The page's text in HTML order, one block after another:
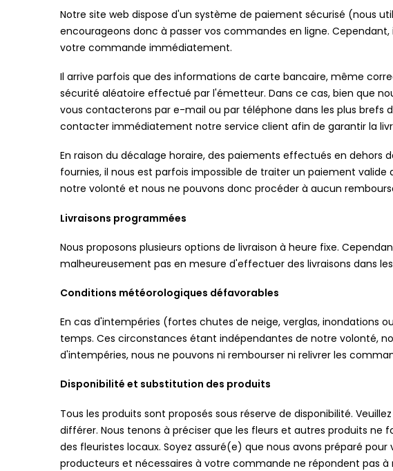
Notre site web dispose d'un système de paiement sécurisé (nous
encourageons donc à passer vos commandes en ligne.
votre commande immédiatement.
Il arrive parfois que des informations de carte bancaire, même
sécurité aléatoire effectué par l'émetteur. Dans ce cas, bien que
vous contacterons par e-mail ou par téléphone dans les plus brefs
contacter immédiatement notre service client afin de garantir la
En raison du décalage horaire, des paiements effectués en dehors
fournies, il nous est parfois impossible de traiter un paiement
notre volonté et nous ne pouvons donc procéder à aucun
Livraisons programmées
Nous proposons plusieurs options de livraison à heure fixe.
malheureusement pas en mesure d'effectuer des livraisons dans
Conditions météorologiques défavorables
En cas d'intempéries (fortes chutes de neige, verglas, inondations
temps. Ces circonstances étant indépendantes de notre volonté,
d'intempéries, nous ne pouvons ni rembourser ni relivrer les
Disponibilité et substitution des produits
Tous les produits sont proposés sous réserve de disponibilité.
différer. Nous tenons à préciser que les fleurs et autres produits
des fleuristes locaux. Soyez assuré(e) que nous avons préparé
producteurs et nécessaires à votre commande ne répondent pas